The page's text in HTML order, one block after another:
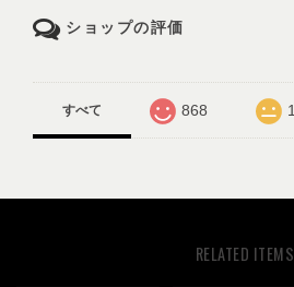
ショップの評価
すべて 868 1
RELATED ITEMS